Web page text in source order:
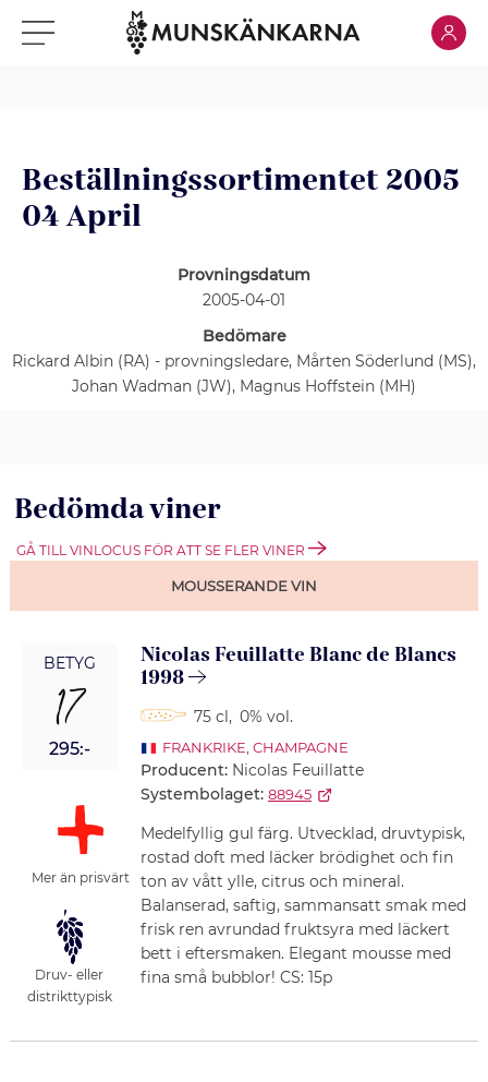
Klicka för meny Klicka
Beställningssortimentet 2005
04 April
Provningsdatum
2005-04-01
Bedömare
Rickard Albin (RA) - provningsledare, Mårten Söderlund (MS),
Johan Wadman (JW), Magnus Hoffstein (MH)
Bedömda viner
GÅ TILL VINLOCUS FÖR ATT SE FLER VINER
MOUSSERANDE VIN
BETYG
17
295:-
Mer än prisvärt
Druv- eller
distrikttypisk
Nicolas Feuillatte Blanc de Blancs
1998
75 cl, 0% vol.
FRANKRIKE CHAMPAGNE
Producent: Nicolas Feuillatte
Systembolaget: 88945
Medelfyllig gul färg. Utvecklad, druvtypisk,
rostad doft med läcker brödighet och fin
ton av vått ylle, citrus och mineral.
Balanserad, saftig, sammansatt smak med
frisk ren avrundad fruktsyra med läckert
bett i eftersmaken. Elegant mousse med
fina små bubblor! CS: 15p